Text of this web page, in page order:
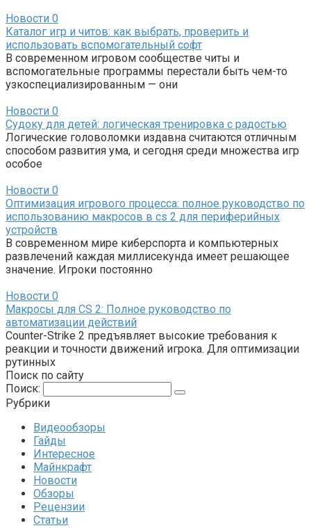
Новости 0
Каталог игр и читов: как выбрать, проверить и
использовать вспомогательный софт
В современном игровом сообществе читы и
вспомогательные программы перестали быть чем-то
узкоспециализированным — они
Новости 0
Судоку для детей: логическая тренировка с радостью
Логические головоломки издавна считаются отличным
способом развития ума, и сегодня среди множества игр
особое
Новости 0
Оптимизация игрового процесса: полное руководство по
использованию макросов в cs 2 для периферийных
устройств
В современном мире киберспорта и компьютерных
развлечений каждая миллисекунда имеет решающее
значение. Игроки постоянно
Новости 0
Макросы для CS 2: Полное руководство по
автоматизации действий
Counter-Strike 2 предъявляет высокие требования к
реакции и точности движений игрока. Для оптимизации
рутинных
Поиск по сайту
Поиск:
Рубрики
Видеообзоры
Гайды
Интересное
Майнкрафт
Новости
Обзоры
Рецензии
Статьи